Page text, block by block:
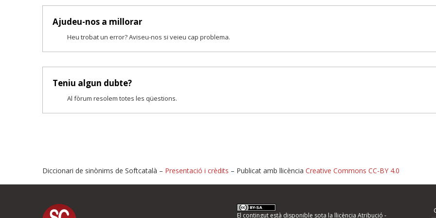
Ajudeu-nos a millorar
Heu trobat un error? Aviseu-nos si veieu cap problema.
Teniu algun dubte?
Al fòrum resolem totes les qüestions.
Proposeu-nos millores o informeu d'errors
Diccionari de sinònims de Softcatalà – Presentació i crèdits – Publicat amb llicència Creative Commons CC-BY 4.0
El contingut està disponible sota la llicència Atribució -